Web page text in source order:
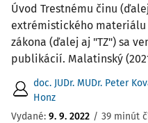
Úvod Trestnému činu
extrémistického materiálu
zákona (ďalej aj "TZ") sa
publikácií. Malatinský
doc. JUDr. MUDr. Peter
Honz
Vydané: 9. 9. 2022 / 39 minút